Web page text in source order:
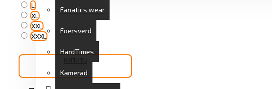
Fanatics wear
Foersverd
HardTimes
Kamerad
L
XL
XXL
XXXL